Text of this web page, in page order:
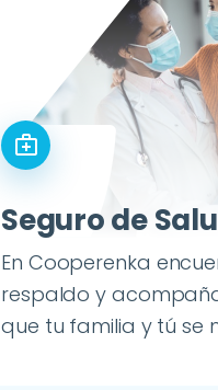
medical_services
Seguro de
En Cooperenka
respaldo y
que tu familia y tú se